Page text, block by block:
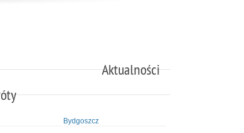
Aktualności
Bydgoszcz